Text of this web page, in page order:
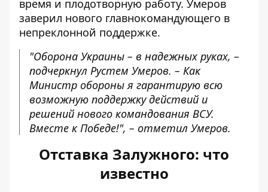
время и плодотворную работу. Умеров
заверил нового главнокомандующего в
непреклонной поддержке.
"Оборона Украины – в надежных руках, –
подчеркнул Рустем Умеров. – Как
Министр обороны я гарантирую всю
возможную поддержку действий и
решений нового командования ВСУ.
Вместе к Победе!", – отметил Умеров.
Отставка Залужного: что
известно